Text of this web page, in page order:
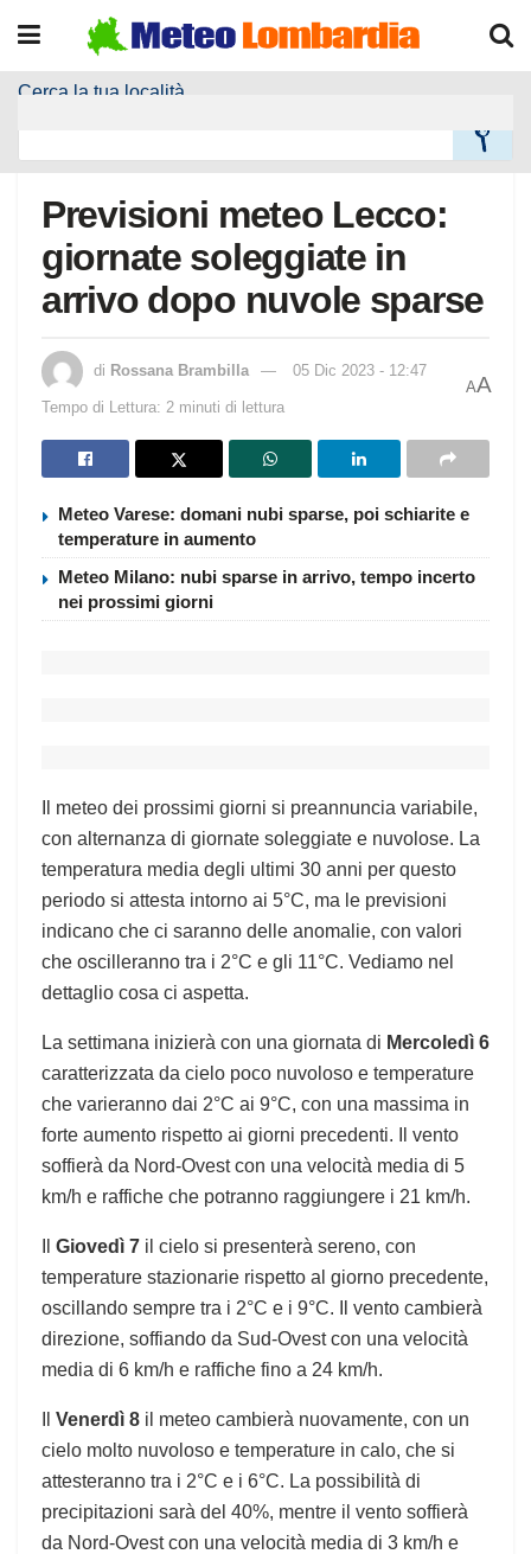
Cerca la tua località
Previsioni meteo Lecco:
giornate soleggiate in
arrivo dopo nuvole sparse
di Rossana Brambilla 05 Dic 2023 - 12:47
Tempo di Lettura: 2 minuti di lettura
AA
Meteo Varese: domani nubi sparse, poi schiarite e
temperature in aumento
Meteo Milano: nubi sparse in arrivo, tempo incerto
nei prossimi giorni
Il meteo dei prossimi giorni si preannuncia variabile,
con alternanza di giornate soleggiate e nuvolose. La
temperatura media degli ultimi 30 anni per questo
periodo si attesta intorno ai 5°C, ma le previsioni
indicano che ci saranno delle anomalie, con valori
che oscilleranno tra i 2°C e gli 11°C. Vediamo nel
dettaglio cosa ci aspetta.
La settimana inizierà con una giornata di Mercoledì 6
caratterizzata da cielo poco nuvoloso e temperature
che varieranno dai 2°C ai 9°C, con una massima in
forte aumento rispetto ai giorni precedenti. Il vento
soffierà da Nord-Ovest con una velocità media di 5
km/h e raffiche che potranno raggiungere i 21 km/h.
Giovedì 7 il cielo si presenterà sereno, con
temperature stazionarie rispetto al giorno precedente,
oscillando sempre tra i 2°C e i 9°C. Il vento cambierà
direzione, soffiando da Sud-Ovest con una velocità
media di 6 km/h e raffiche fino a 24 km/h.
Venerdì 8 il meteo cambierà nuovamente, con un
cielo molto nuvoloso e temperature in calo, che si
attesteranno tra i 2°C e i 6°C. La possibilità di
precipitazioni sarà del 40%, mentre il vento soffierà
da Nord-Ovest con una velocità media di 3 km/h e